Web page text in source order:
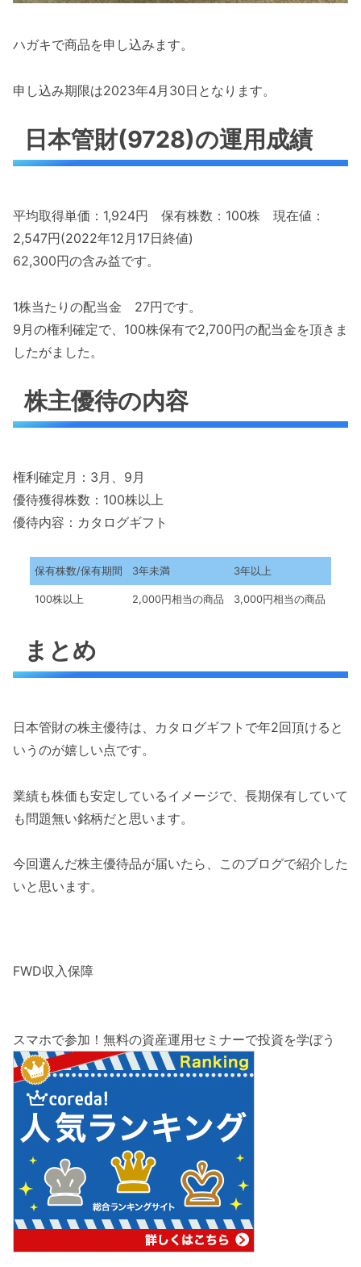
ハガキで商品を申し込みます。
申し込み期限は2023年4月30日となります。
日本管財(9728)の運用成績
平均取得単価：1,924円 保有株数：100株 現在値：
2,547円(2022年12月17日終値)
62,300円の含み益です。
1株当たりの配当金 27円です。
9月の権利確定で、100株保有で2,700円の配当金を頂きま
したがました。
株主優待の内容
権利確定月：3月、9月
優待獲得株数：100株以上
優待内容：カタログギフト
保有株数/保有期間 3年未満 3年以上
100株以上 2,000円相当の商品 3,000円相当の商品
まとめ
日本管財の株主優待は、カタログギフトで年2回頂けると
いうのが嬉しい点です。
業績も株価も安定しているイメージで、長期保有していて
も問題無い銘柄だと思います。
今回選んだ株主優待品が届いたら、このブログで紹介した
いと思います。
FWD収入保障
スマホで参加！無料の資産運用セミナーで投資を学ぼう